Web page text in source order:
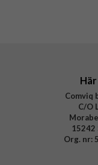
Comviq
C/O
15242
Org. nr: